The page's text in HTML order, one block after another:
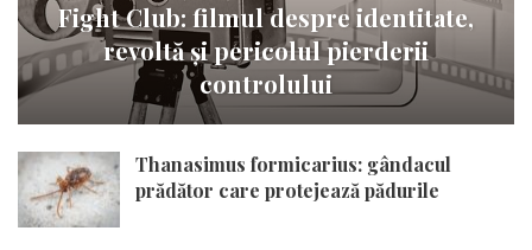
Fight Club: filmul despre identitate,
revoltă și pericolul pierderii
controlului
Thanasimus formicarius: gândacul
prădător care protejează pădurile